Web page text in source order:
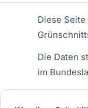
Diese
Die Daten
im